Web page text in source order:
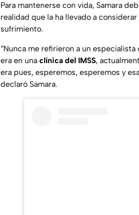
Para mantenerse con vida, Samara
realidad que la ha llevado a
sufrimiento.
“Nunca me refirieron a un
era en una clínica del IMSS,
era pues, esperemos, esperemos y
declaró Samara.